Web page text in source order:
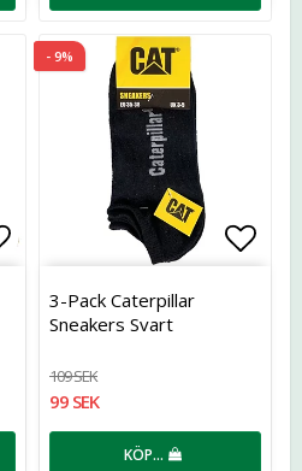
Lägg till i favoritlistan
- 9%
3-Pack Caterpillar
Sneakers Svart
109 SEK
99 SEK
KÖP…